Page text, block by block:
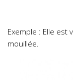
Exemple : Elle est
mouillée.